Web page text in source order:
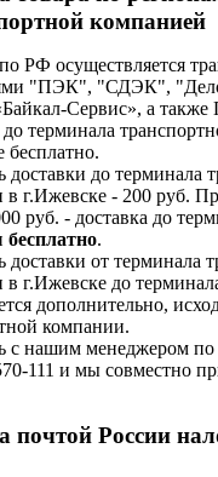
компанией
по РФ осуществляется
"ПЭК", "СДЭК",
Сервис», а также
до терминала
бесплатно.
доставки до терминала
г.Ижевске - 200 руб.
руб. - доставка до
бесплатно.
доставки от терминала
в г.Ижевске до
дополнительно,
компании.
с нашим менеджером по
111 и мы совместно
почтой России